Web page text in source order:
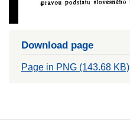
Download page
Page in PNG (143.68 KB)